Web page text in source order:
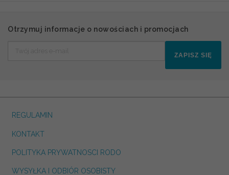
Otrzymuj informacje o nowościach i promocjach
ZAPISZ SIĘ
REGULAMIN
KONTAKT
POLITYKA PRYWATNOSCI RODO
WYSYŁKA I ODBIÓR OSOBISTY